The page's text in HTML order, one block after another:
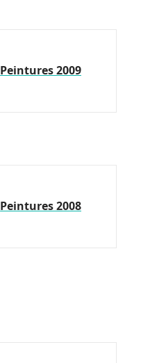
Peintures 2009
Peintures 2008